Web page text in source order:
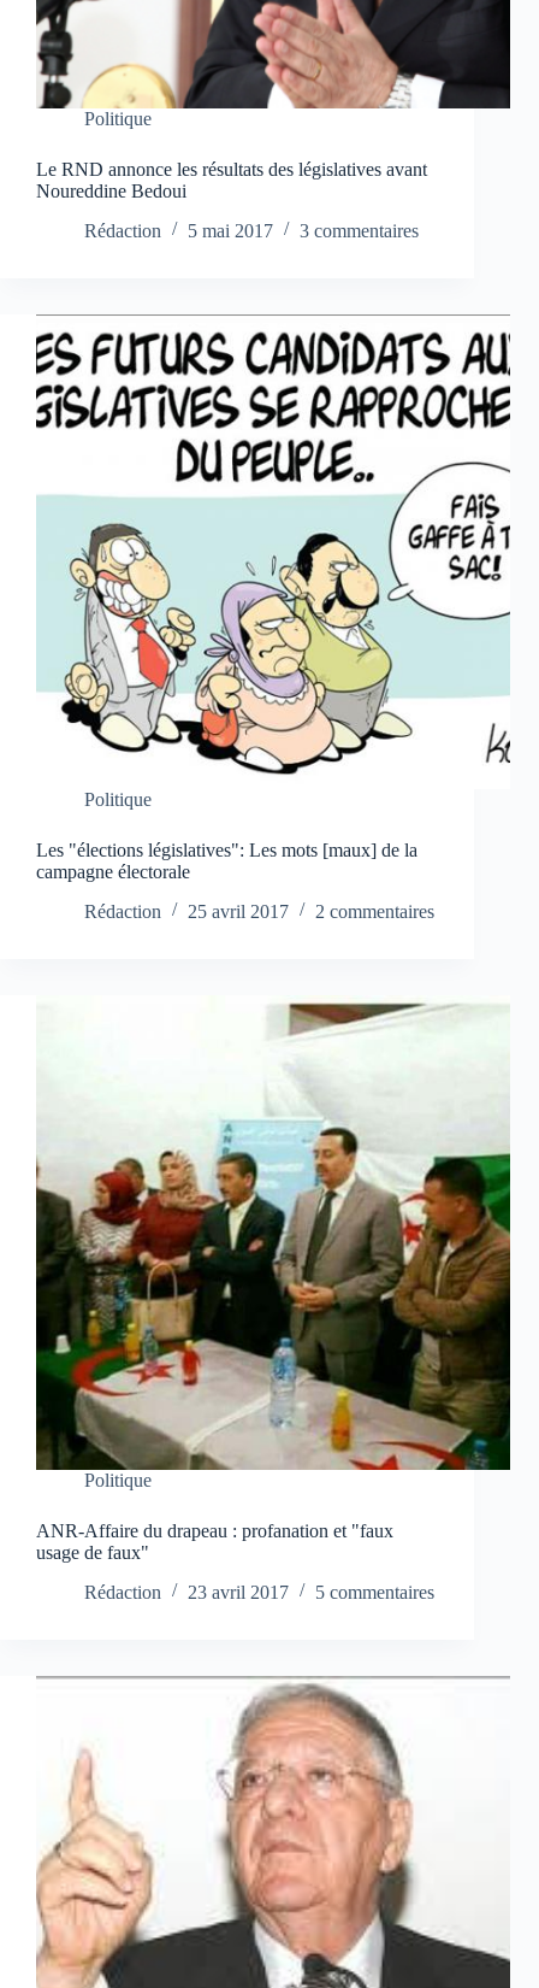
Politique
Le RND annonce les résultats des législatives avant
Noureddine Bedoui
Rédaction
5 mai 2017 3 commentaires
Politique
Les "élections législatives": Les mots [maux] de la
campagne électorale
Rédaction
25 avril 2017 2 commentaires
Politique
ANR-Affaire du drapeau : profanation et "faux
usage de faux"
Rédaction
23 avril 2017 5 commentaires